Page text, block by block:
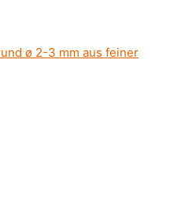
ø 2-3 mm aus feiner